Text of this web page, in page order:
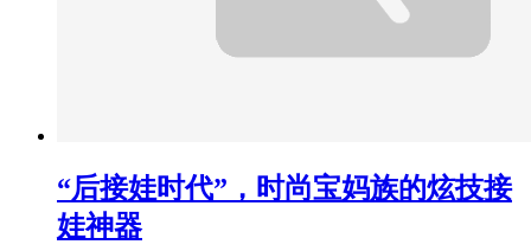
“后接娃时代”，时尚宝妈族的炫技接
娃神器